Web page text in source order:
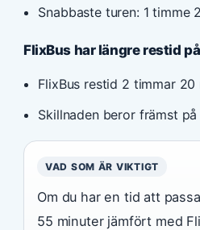
Snabbaste turen: 1
FlixBus har längre restid
FlixBus restid 2 timmar
Skillnaden beror främst
VAD SOM ÄR VIKTIGT
Om du har en tid att
55 minuter jämfört med